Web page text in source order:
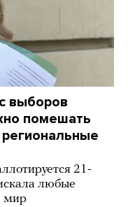
выборов
помешать
21-
любые
мир